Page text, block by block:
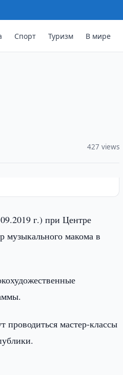
Спорт Туризм В мире
427 views
г.) при Центре
музыкального макома в
проводиться мастер-классы